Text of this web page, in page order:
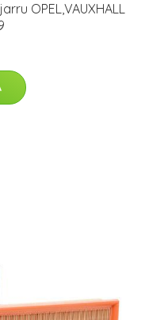
OPEL,VAUXHALL